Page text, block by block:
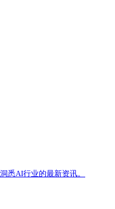
悉AI行业的最新资讯。